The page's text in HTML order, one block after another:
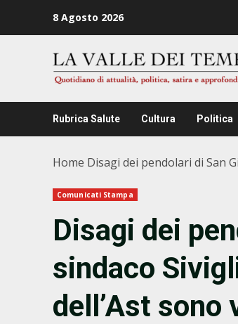
8 Agosto 2026
Rubrica Salute Cultura Politica
Home Disagi dei pendolari di San
Comunicati Stampa
Disagi dei
sindaco
dell’Ast